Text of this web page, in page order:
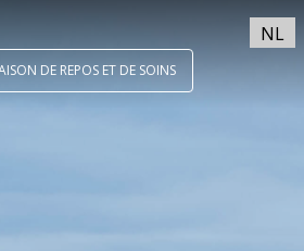
NL
DE REPOS ET DE SOINS